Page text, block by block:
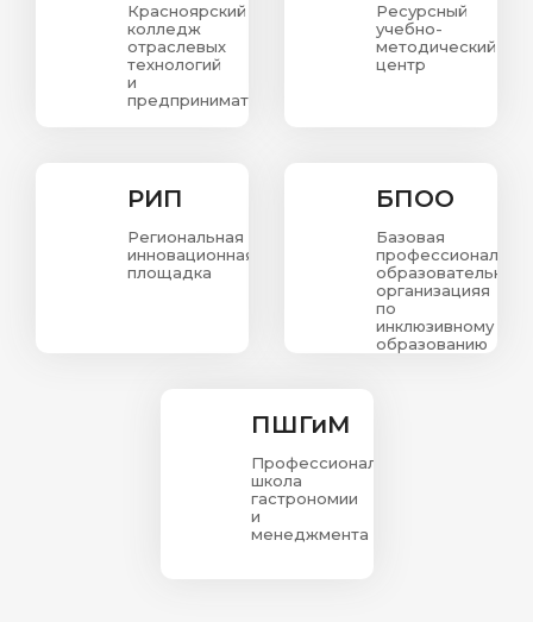
Красноярский
колледж
отраслевых
технологий
и
предпринимательства.
Ресурсный
учебно-
методический
центр
РИП
Региональная
инновационная
площадка
БПОО
Базовая
образовательная
организацияя
по
инклюзивному
образованию
ПШГиМ
Профессиональная
школа
гастрономии
и
менеджмента